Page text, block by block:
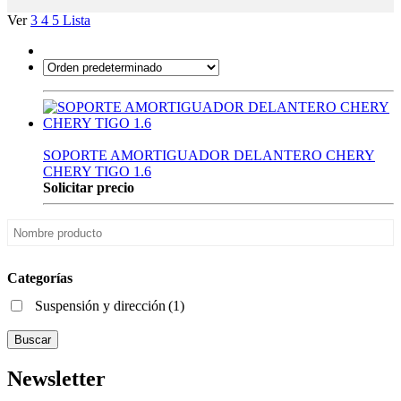
Ver3 4 5 Lista
SOPORTE AMORTIGUADOR DELANTERO CHERY
CHERY TIGO 1.6
Solicitar precio
Categorías
Suspensión y dirección (1)
Buscar
Newsletter